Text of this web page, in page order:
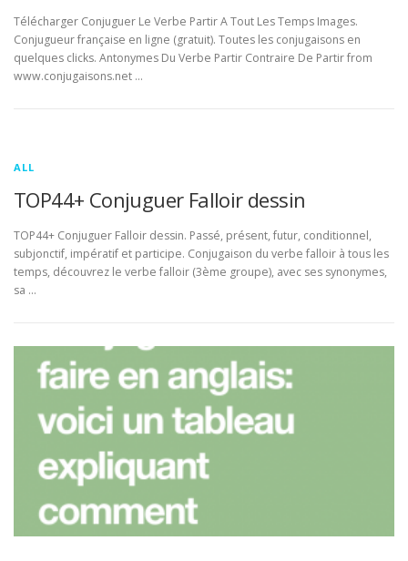
Télécharger Conjuguer Le Verbe Partir A Tout Les Temps Images.
Conjugueur française en ligne (gratuit). Toutes les conjugaisons en
quelques clicks. Antonymes Du Verbe Partir Contraire De Partir from
www.conjugaisons.net …
ALL
TOP44+ Conjuguer Falloir dessin
TOP44+ Conjuguer Falloir dessin. Passé, présent, futur, conditionnel,
subjonctif, impératif et participe. Conjugaison du verbe falloir à tous les
temps, découvrez le verbe falloir (3ème groupe), avec ses synonymes,
sa …